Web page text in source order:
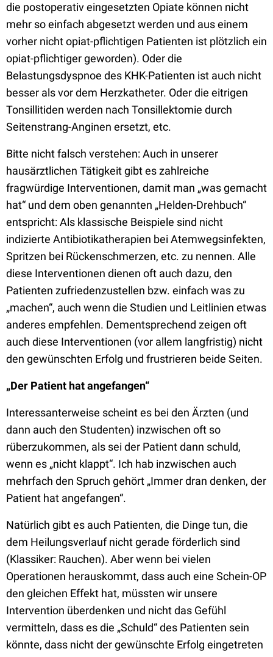
die postoperativ eingesetzten Opiate können nicht
mehr so einfach abgesetzt werden und aus einem
vorher nicht opiat-pflichtigen Patienten ist plötzlich ein
opiat-pflichtiger geworden). Oder die
Belastungsdyspnoe des KHK-Patienten ist auch nicht
besser als vor dem Herzkatheter. Oder die eitrigen
Tonsillitiden werden nach Tonsillektomie durch
Seitenstrang-Anginen ersetzt, etc.
Bitte nicht falsch verstehen: Auch in unserer
hausärztlichen Tätigkeit gibt es zahlreiche
fragwürdige Interventionen, damit man „was gemacht
hat“ und dem oben genannten „Helden-Drehbuch“
entspricht: Als klassische Beispiele sind nicht
indizierte Antibiotikatherapien bei Atemwegsinfekten,
Spritzen bei Rückenschmerzen, etc. zu nennen. Alle
diese Interventionen dienen oft auch dazu, den
Patienten zufriedenzustellen bzw. einfach was zu
„machen“, auch wenn die Studien und Leitlinien etwas
anderes empfehlen. Dementsprechend zeigen oft
auch diese Interventionen (vor allem langfristig) nicht
den gewünschten Erfolg und frustrieren beide Seiten.
„Der Patient hat angefangen“
Interessanterweise scheint es bei den Ärzten (und
dann auch den Studenten) inzwischen oft so
rüberzukommen, als sei der Patient dann schuld,
wenn es „nicht klappt“. Ich hab inzwischen auch
mehrfach den Spruch gehört „Immer dran denken, der
Patient hat angefangen“.
Natürlich gibt es auch Patienten, die Dinge tun, die
dem Heilungsverlauf nicht gerade förderlich sind
(Klassiker: Rauchen). Aber wenn bei vielen
Operationen herauskommt, dass auch eine Schein-OP
den gleichen Effekt hat, müssten wir unsere
Intervention überdenken und nicht das Gefühl
vermitteln, dass es die „Schuld“ des Patienten sein
könnte, dass nicht der gewünschte Erfolg eingetreten